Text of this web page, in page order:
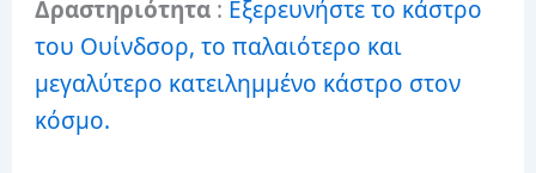
Δραστηριότητα : Εξερευνήστε το κάστρο
του Ουίνδσορ, το παλαιότερο και
μεγαλύτερο κατειλημμένο κάστρο στον
κόσμο.